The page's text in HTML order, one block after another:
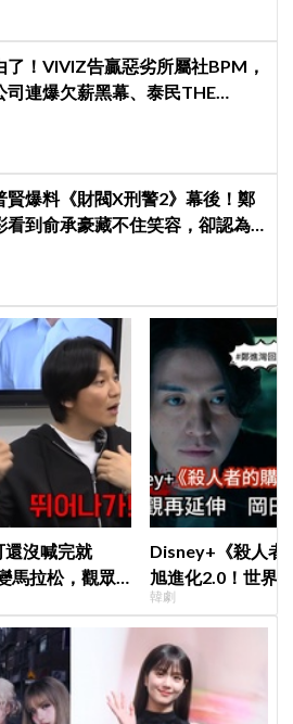
了！VIVIZ告贏惡劣所屬社BPM，
司連爆欠薪黑幕、泰民THE
賢爆料《財閥X刑警2》幕後！鄭
看到俞承豪藏不住笑容，卻認為
還沒喊完就
馬拉松，觀眾
第三部」？
Disney+《殺人者
旭進化2.0！世界
登場竟殺了「他」
韓劇